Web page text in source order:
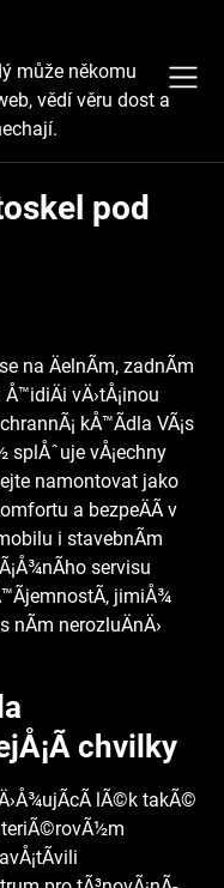
může někomu
vědí věru dost a
pod
na ÄelnÃ­m, zadnÃ­m
vÄ›tÅ¡inou
kÅ™Ã­dla VÃ¡s
splÅˆuje vÅ¡echny
namontovat jako
a bezpeÄÃ­ v
i stavebnÃ­m
servisu
jimiÅ¾
nÃ­m nerozluÄnÄ›
chvilky
lÃ©k takÃ©